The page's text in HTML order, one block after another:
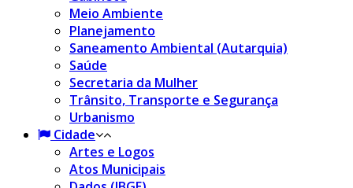
Meio Ambiente
Planejamento
Saneamento Ambiental (Autarquia)
Saúde
Secretaria da Mulher
Trânsito, Transporte e Segurança
Urbanismo
Cidade
Artes e Logos
Atos Municipais